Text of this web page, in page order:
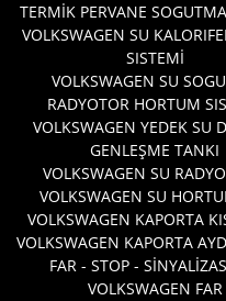
TERMİK PERVANE
VOLKSWAGEN SU
SISTEMİ
VOLKSWAGEN SU
RADYOTOR HORTUM
VOLKSWAGEN YEDEK SU
GENLEŞME TANKI
VOLKSWAGEN SU
VOLKSWAGEN SU
VOLKSWAGEN KAPORTA
VOLKSWAGEN KAPORTA
FAR - STOP -
VOLKSWAGEN FAR